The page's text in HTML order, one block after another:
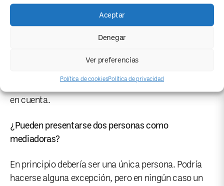
Aceptar
Denegar
Ver preferencias
Política de cookiesPolítica de privacidad
Debe ser un profesional con capacidad de obrar en el
estado español, ya sea a través de una asociación o
presupuesto y cobrar los honorarios. Concomitentes
en cuenta.
¿Pueden presentarse dos personas como
mediadoras?
En principio debería ser una única persona. Podría
hacerse alguna excepción, pero en ningún caso un